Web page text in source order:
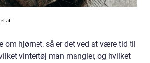
om hjørnet, så er det ved at være tid til
vintertøj man mangler, og hvilket